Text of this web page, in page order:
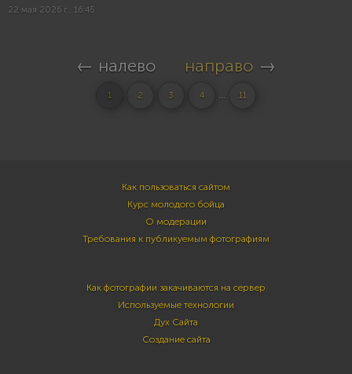
22 мая 2026 г., 16:45
← налево направо →
1 2 3 4 ... 11
Как пользоваться сайтом
Курс молодого бойца
О модерации
Требования к публикуемым фотографиям
Как фотографии закачиваются на сервер
Используемые технологии
Дух Сайта
Создание сайта